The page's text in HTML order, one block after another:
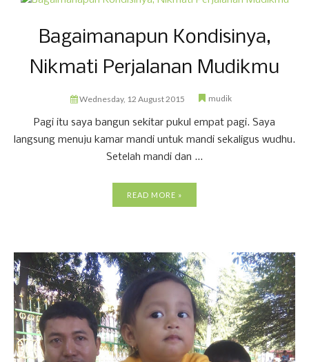
Bagaimanapun Kondisinya,
Nikmati Perjalanan Mudikmu
Wednesday, 12 August 2015 mudik
Pagi itu saya bangun sekitar pukul empat pagi. Saya
langsung menuju kamar mandi untuk mandi sekaligus wudhu.
Setelah mandi dan ...
READ MORE »